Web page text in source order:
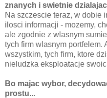
znanych i swietnie
Na szczescie teraz, w dobie
ilosci informacji - mozemy,
ale zgodnie z wlasnym
tych firm wlasnym portfelem.
wszystkim, tych firm, ktore
nieludzka eksploatacje
Bo majac wybor,
prostu...